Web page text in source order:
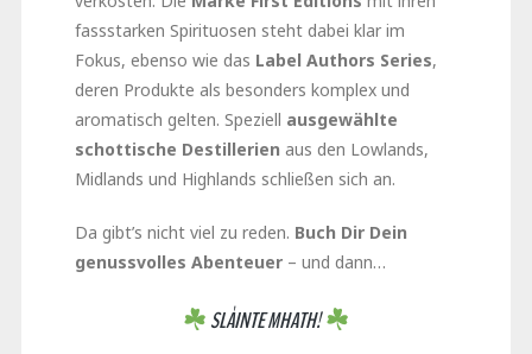
fassstarken Spirituosen steht dabei klar im
Fokus, ebenso wie das Label Authors Series,
deren Produkte als besonders komplex und
aromatisch gelten. Speziell ausgewählte
schottische Destillerien aus den Lowlands,
Midlands und Highlands schließen sich an.
Da gibt’s nicht viel zu reden. Buch Dir Dein
genussvolles Abenteuer– und dann…
SLÀINTE MHATH!